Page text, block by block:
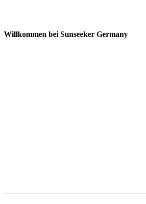
Willkommen bei Sunseeker Germany